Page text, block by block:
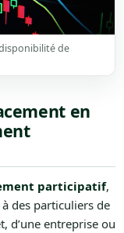
de
en
participatif,
des particuliers de
d’une entreprise ou